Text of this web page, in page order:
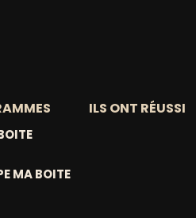
MA BOITE
ILS ONT RÉUSSI